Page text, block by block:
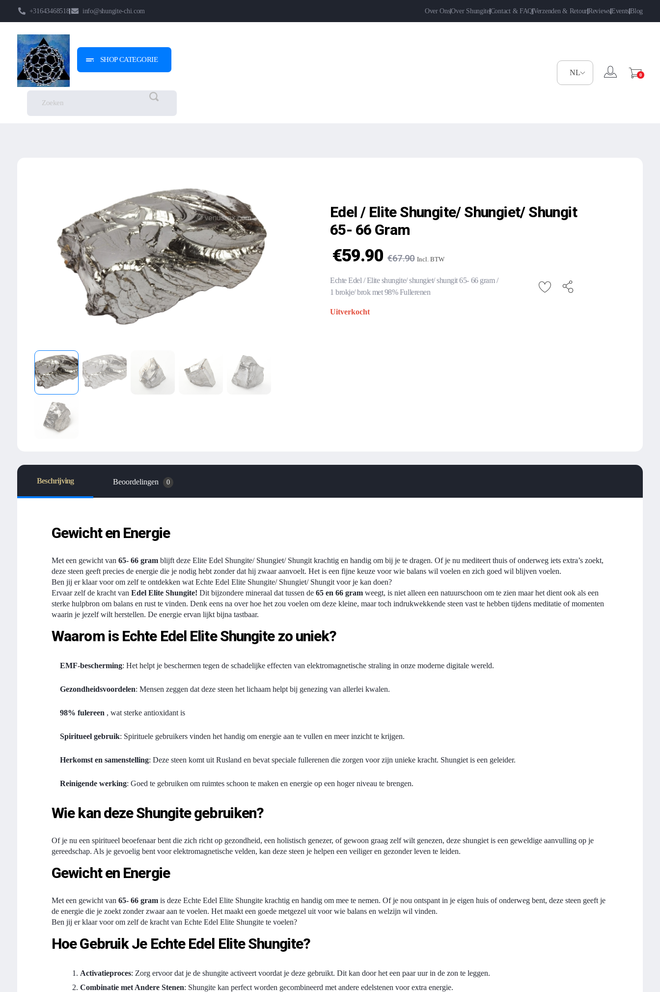
+31643468518 info@shungite-chi.com Over OnsOver ShungiteContact & FAQVerzenden & RetourReviewsEventsBlog
Shungite-Chi | Groothandel
Echte Shungite Edel uit Karelie
SHOP CATEGORIE
0
Edel / Elite Shungite/ Shungiet/ Shungit
65- 66 Gram
€59.90 €67.90 Incl. BTW
Echte Edel / Elite shungite/ shungiet/ shungit 65- 66 gram /
1 brokje/ brok met 98% Fullerenen
Uitverkocht
Beschrijving Beoordelingen 0
Gewicht en Energie
Met een gewicht van65- 66 gram blijft deze Elite Edel Shungite/ Shungiet/ Shungit krachtig en handig om bij je te dragen. Of je nu mediteert thuis of onderweg iets extra’s zoekt,
deze steen geeft precies de energie die je nodig hebt zonder dat hij zwaar aanvoelt. Het is een fijne keuze voor wie balans wil voelen en zich goed wil blijven voelen.
Ben jij er klaar voor om zelf te ontdekken wat Echte Edel Elite Shungite/ Shungiet/ Shungit voor je kan doen?
Ervaar zelf de kracht van Edel Elite Shungite!Dit bijzondere mineraal dat tussen de65 en 66 gram weegt, is niet alleen een natuurschoon om te zien maar het dient ook als een
sterke hulpbron om balans en rust te vinden. Denk eens na over hoe het zou voelen om deze kleine, maar toch indrukwekkende steen vast te hebben tijdens meditatie of momenten
waarin je jezelf wilt herstellen. De energie ervan lijkt bijna tastbaar.
Waarom is Echte Edel Elite Shungite zo uniek?
EMF-bescherming: Het helpt je beschermen tegen de schadelijke effecten van elektromagnetische straling in onze moderne digitale wereld.
Gezondheidsvoordelen: Mensen zeggen dat deze steen het lichaam helpt bij genezing van allerlei kwalen.
98% fulereen , wat sterke antioxidant is
Spiritueel gebruik: Spirituele gebruikers vinden het handig om energie aan te vullen en meer inzicht te krijgen.
Herkomst en samenstelling: Deze steen komt uit Rusland en bevat speciale fullerenen die zorgen voor zijn unieke kracht. Shungiet is een geleider.
Reinigende werking: Goed te gebruiken om ruimtes schoon te maken en energie op een hoger niveau te brengen.
Wie kan deze Shungite gebruiken?
Of je nu een spiritueel beoefenaar bent die zich richt op gezondheid, een holistisch genezer, of gewoon graag zelf wilt genezen, deze shungiet is een geweldige aanvulling op je
gereedschap. Als je gevoelig bent voor elektromagnetische velden, kan deze steen je helpen een veiliger en gezonder leven te leiden.
Gewicht en Energie
Met een gewicht van65- 66 gram is deze Echte Edel Elite Shungite krachtig en handig om mee te nemen. Of je nou ontspant in je eigen huis of onderweg bent, deze steen geeft je
de energie die je zoekt zonder zwaar aan te voelen. Het maakt een goede metgezel uit voor wie balans en welzijn wil vinden.
Ben jij er klaar voor om zelf de kracht van Echte Edel Elite Shungite te voelen?
Hoe Gebruik Je Echte Edel Elite Shungite?
Activatieproces: Zorg ervoor dat je de shungite activeert voordat je deze gebruikt. Dit kan door het een paar uur in de zon te leggen.
Combinatie met Andere Stenen: Shungite kan perfect worden gecombineerd met andere edelstenen voor extra energie.